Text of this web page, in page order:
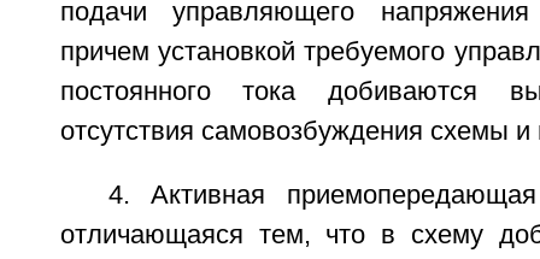
подачи управляющего напряжения
причем установкой требуемого
постоянного тока добиваются
отсутствия самовозбуждения схемы и
4. Активная
отличающаяся тем, что в схему